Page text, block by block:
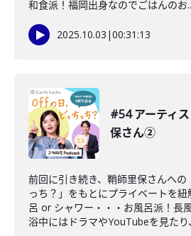
和食派！福岡出身なのでごはんのお
2025.10.03 |00:31:13
#54 アーティ
保さん②
前回に引き続き、鞘師里保さんへの
っち？」をもとにプライベートを
呂 or シャワー・・・お風呂派！長
浴中にはドラマやYouTubeを見たり